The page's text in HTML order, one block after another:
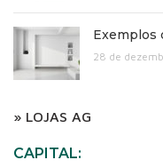
Exemplos
28 de
» LOJAS AG
CAPITAL: